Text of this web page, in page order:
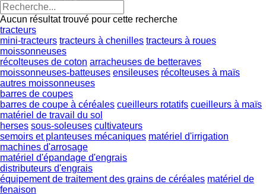
Aucun résultat trouvé pour cette recherche
tracteurs
mini-tracteurs tracteurs à chenilles tracteurs à roues
moissonneuses
récolteuses de coton arracheuses de betteraves
moissonneuses-batteuses ensileuses récolteuses à maïs
autres moissonneuses
barres de coupes
barres de coupe à céréales cueilleurs rotatifs cueilleurs à maïs
matériel de travail du sol
herses sous-soleuses cultivateurs
semoirs et planteuses mécaniques matériel d'irrigation
machines d'arrosage
matériel d'épandage d'engrais
distributeurs d'engrais
équipement de traitement des grains de céréales matériel de
fenaison